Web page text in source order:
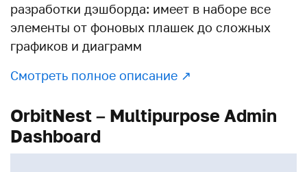
разработки дэшборда: имеет в наборе все
элементы от фоновых плашек до сложных
графиков и диаграмм
Смотреть полное описание ↗︎
OrbitNest – Multipurpose Admin
Dashboard